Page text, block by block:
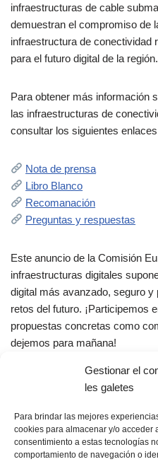
Gestionar el
les galetes
Para brindar las mejores
cookies para almacenar y/o acceder
consentimiento a estas tecnologías
comportamiento de navegación o
infraestructuras de cable
demuestran el compromiso de
infraestructura de conectividad
para el futuro digital de la región.
Para obtener más información
las infraestructuras de
consultar los siguientes
Nota de prensa
Libro Blanco
Recomanación
Preguntas y respuestas
Este anuncio de la Comisión
infraestructuras digitales
digital más avanzado, seguro y
retos del futuro. ¡Participemos
propuestas concretas como
dejemos para mañana!
a
c
e
E
ail
C
o
m
p